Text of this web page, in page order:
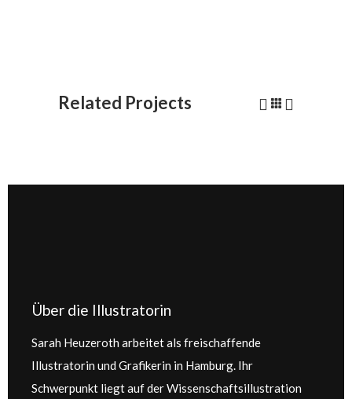
Related Projects
Über die Illustratorin
Sarah Heuzeroth arbeitet als freischaffende
Illustratorin und Grafikerin in Hamburg. Ihr
Schwerpunkt liegt auf der Wissenschaftsillustration